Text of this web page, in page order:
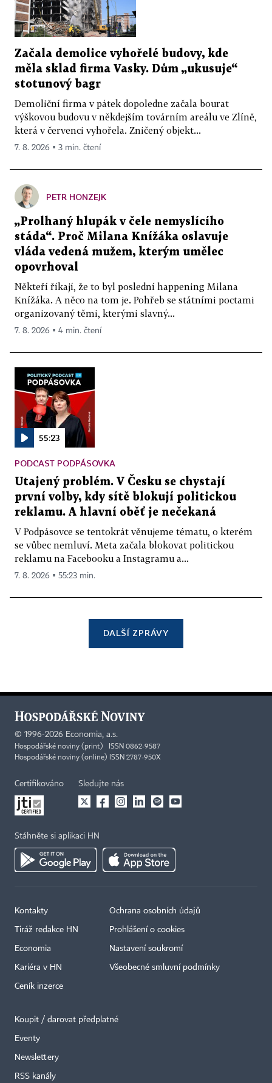
Začala demolice vyhořelé budovy, kde
měla sklad firma Vasky. Dům „ukusuje“
stotunový bagr
Demoliční firma v pátek dopoledne začala bourat
výškovou budovu v někdejším továrním areálu ve Zlíně,
která v červenci vyhořela. Zničený objekt...
7. 8. 2026 ▪ 3 min. čtení
PETR HONZEJK
„Prolhaný hlupák v čele nemyslícího
stáda“. Proč Milana Knížáka oslavuje
vláda vedená mužem, kterým umělec
opovrhoval
Někteří říkají, že to byl poslední happening Milana
Knížáka. A něco na tom je. Pohřeb se státními poctami
organizovaný těmi, kterými slavný...
7. 8. 2026 ▪ 4 min. čtení
55:23
PODCAST PODPÁSOVKA
Utajený problém. V Česku se chystají
první volby, kdy sítě blokují politickou
reklamu. A hlavní oběť je nečekaná
V Podpásovce se tentokrát věnujeme tématu, o kterém
se vůbec nemluví. Meta začala blokovat politickou
reklamu na Facebooku a Instagramu a...
7. 8. 2026 ▪ 55:23 min.
DALŠÍ ZPRÁVY
© 1996-2026 Economia, a.s.
Hospodářské noviny (print) ISSN 0862-9587
Hospodářské noviny (online) ISSN 2787-950X
Certifikováno Sledujte nás
Stáhněte si aplikaci HN
Kontakty
Tiráž redakce HN
Economia
Kariéra v HN
Ceník inzerce
Ochrana osobních údajů
Prohlášení o cookies
Nastavení soukromí
Všeobecné smluvní podmínky
Koupit / darovat předplatné
Eventy
Newslettery
RSS kanály